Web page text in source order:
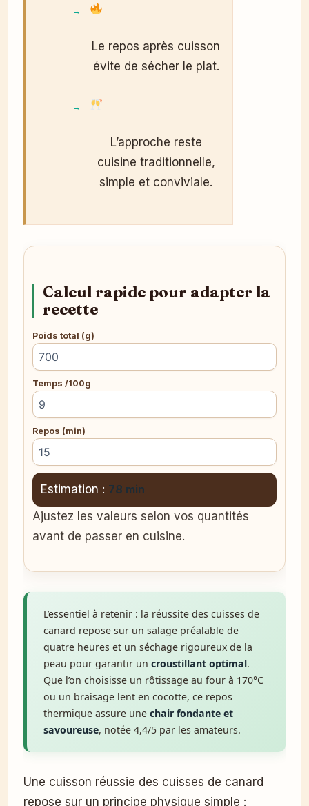
Le repos après cuisson
évite de sécher le plat.
L’approche reste
cuisine traditionnelle,
simple et conviviale.
Calcul rapide pour adapter la
recette
Poids total (g)
Temps /100g
Repos (min)
Estimation : 78 min
Ajustez les valeurs selon vos quantités
avant de passer en cuisine.
L’essentiel à retenir : la réussite des cuisses de
canard repose sur un salage préalable de
quatre heures et un séchage rigoureux de la
peau pour garantir un croustillant optimal.
Que l’on choisisse un rôtissage au four à 170°C
ou un braisage lent en cocotte, ce repos
thermique assure une chair fondante et
savoureuse, notée 4,4/5 par les amateurs.
Une cuisson réussie des cuisses de canard
repose sur un principe physique simple :